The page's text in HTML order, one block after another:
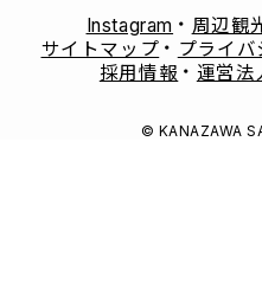
Instagram 周辺観
サイトマップ
プライバ
採用情報
運営法
© KANAZAWA